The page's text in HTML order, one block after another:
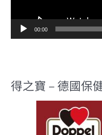
00:00
得之寶 – 德國保